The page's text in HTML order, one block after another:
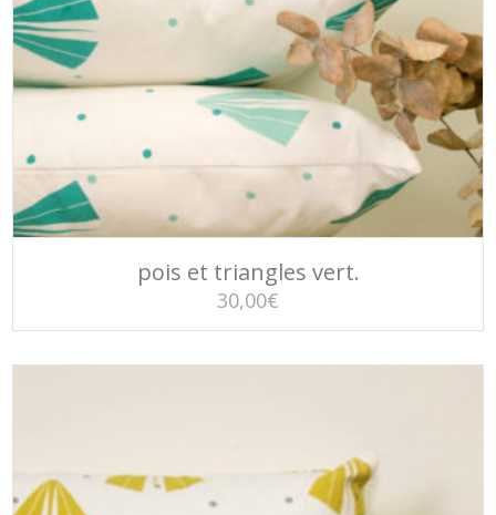
pois et triangles vert.
30,00€